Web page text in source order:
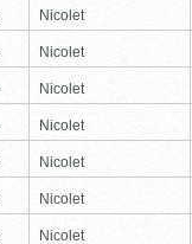
Nicolet
Nicolet
Nicolet
Nicolet
Nicolet
Nicolet
Nicolet